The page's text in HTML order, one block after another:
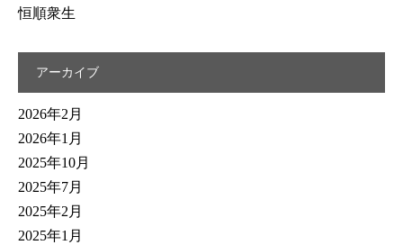
恒順衆生
アーカイブ
2026年2月
2026年1月
2025年10月
2025年7月
2025年2月
2025年1月